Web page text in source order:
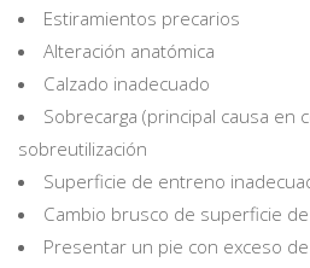
Estiramientos precarios
Alteración anatómica
Calzado inadecuado
Sobrecarga (principal causa en
sobreutilización
Superficie de entreno
Cambio brusco de superficie
Presentar un pie con exceso